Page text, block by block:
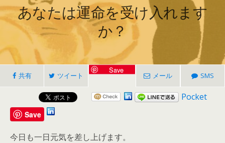
あなたは運命を受け入れます
か？
共有 ツイート
Save
メール SMS
Pocket
Save
今日も一日元気を差し上げます。